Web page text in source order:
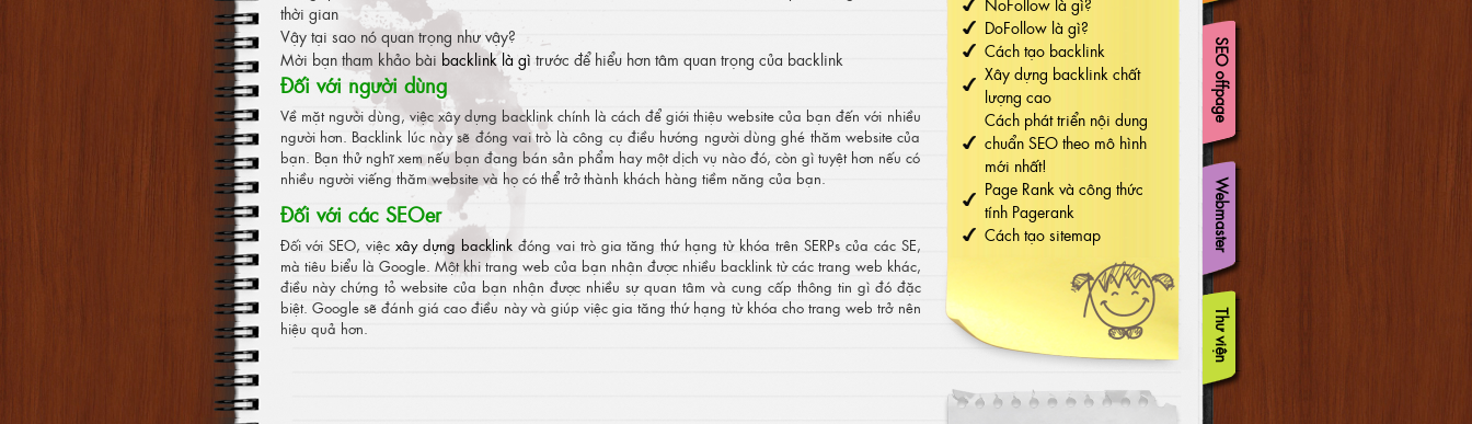
SEO offpage
Webmaster
Thư viện
thời gian
Vậy tại sao nó quan trọng như vậy?
Mời bạn tham khảo bài backlink là gìtrước để hiểu hơn tâm quan trọng của backlink
Đối với người dùng
Về mặt người dùng, việc xây dựng backlink chính là cách để giới thiệu website của bạn đến với nhiều
người hơn. Backlink lúc này sẽ đóng vai trò là công cụ điều hướng người dùng ghé thăm website của
bạn. Bạn thử nghĩ xem nếu bạn đang bán sản phẩm hay một dịch vụ nào đó, còn gì tuyệt hơn nếu có
nhiều người viếng thăm website và họ có thể trở thành khách hàng tiềm năng của bạn.
Đối với các SEOer
Đối với SEO, việcxây dựng backlinkđóng vai trò gia tăng thứ hạng từ khóa trên SERPs của các SE,
mà tiêu biểu là Google. Một khi trang web của bạn nhận được nhiều backlink từ các trang web khác,
điều này chứng tỏ website của bạn nhận được nhiều sự quan tâm và cung cấp thông tin gì đó đặc
biệt. Google sẽ đánh giá cao điều này và giúp việc gia tăng thứ hạng từ khóa cho trang web trở nên
hiệu quả hơn.
DoFollow là gì?
Cách tạo backlink
Xây dựng backlink chất
lượng cao
Cách phát triển nội dung
chuẩn SEO theo mô hình
mới nhất!
Page Rank và công thức
tính Pagerank
Cách tạo sitemap